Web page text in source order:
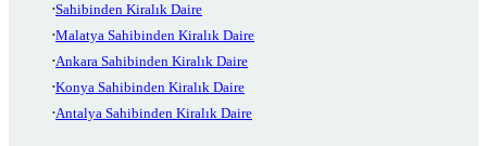
Sahibinden Kiralık Daire
Malatya Sahibinden Kiralık Daire
Ankara Sahibinden Kiralık Daire
Konya Sahibinden Kiralık Daire
Antalya Sahibinden Kiralık Daire